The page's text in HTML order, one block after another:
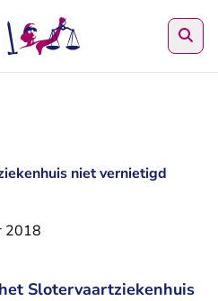
niet vernietigd
2018
Slotervaartziekenhuis